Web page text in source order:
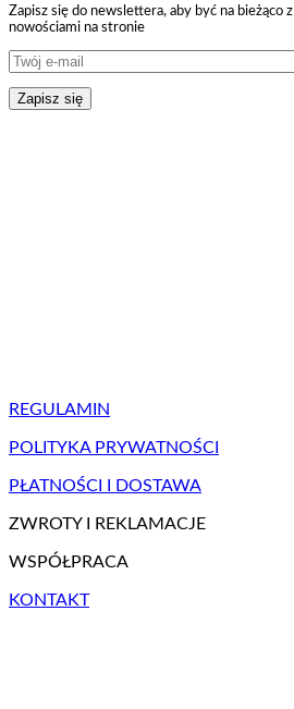
Zapisz się do newslettera, aby być na bieżąco z
nowościami na stronie
REGULAMIN
POLITYKA PRYWATNOŚCI
PŁATNOŚCI I DOSTAWA
ZWROTY I REKLAMACJE
WSPÓŁPRACA
KONTAKT